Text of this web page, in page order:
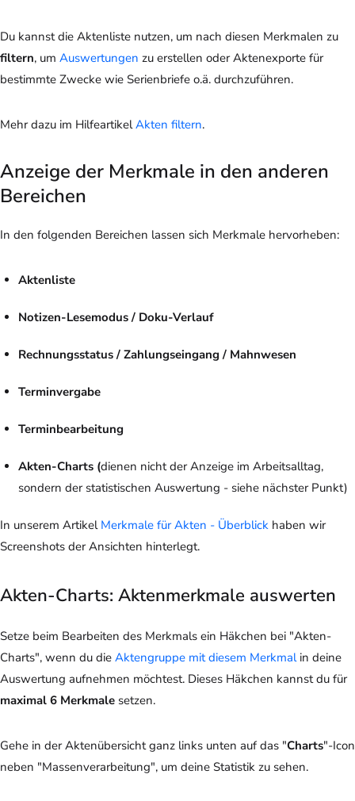
Du kannst die Aktenliste nutzen, um nach diesen Merkmalen zu
filtern, um Auswertungen zu erstellen oder Aktenexporte für
bestimmte Zwecke wie Serienbriefe o.ä. durchzuführen.
Mehr dazu im HilfeartikelAkten filtern.
Anzeige der Merkmale in den anderen
Bereichen
In den folgenden Bereichen lassen sich Merkmale hervorheben:
Aktenliste
Notizen-Lesemodus / Doku-Verlauf
Rechnungsstatus / Zahlungseingang / Mahnwesen
Terminvergabe
Terminbearbeitung
Akten-Charts (dienen nicht der Anzeige im Arbeitsalltag,
sondern der statistischen Auswertung - siehe nächster Punkt)
In unserem Artikel Merkmale für Akten - Überblick haben wir
Screenshots der Ansichten hinterlegt.
Akten-Charts: Aktenmerkmale auswerten
Setze beim Bearbeiten des Merkmals ein Häkchen bei "Akten-
Charts", wenn du die Aktengruppe mit diesem Merkmalin deine
Auswertung aufnehmen möchtest. Dieses Häkchen kannst du für
maximal 6 Merkmale setzen.
Gehe in der Aktenübersicht ganz links unten auf das "Charts"-Icon
neben "Massenverarbeitung", um deine Statistik zu sehen.